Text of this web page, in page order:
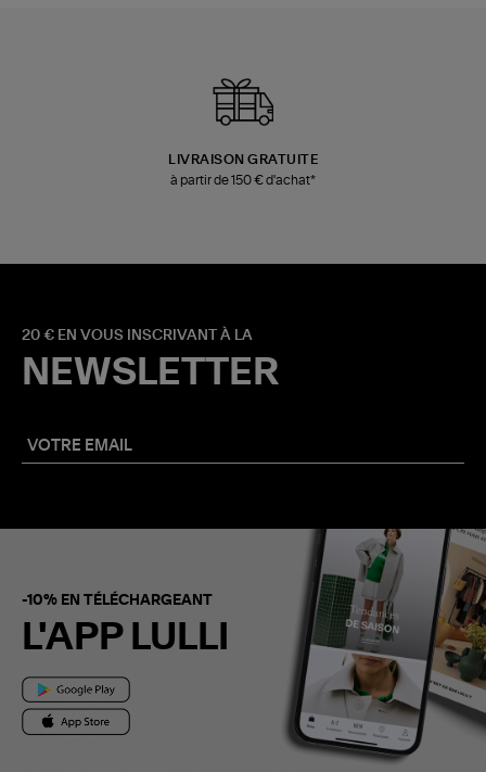
LIVRAISON GRATUITE
à partir de 150 € d'achat*
20 € EN VOUS INSCRIVANT À LA
NEWSLETTER
-10% EN TÉLÉCHARGEANT
L'APP LULLI